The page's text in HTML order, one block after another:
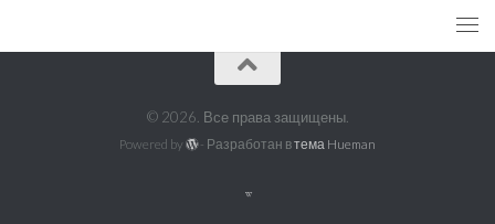
© 2026. Все права защищены.
Powered by - Разработан втема Hueman